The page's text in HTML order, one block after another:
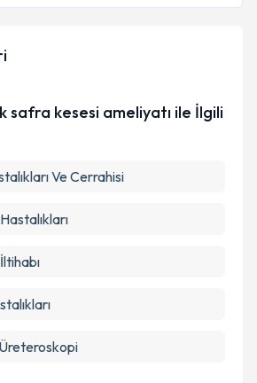
işlenmesine ilişkin
safra kesesi ameliyatı ile İlgili
Ve Cerrahisi